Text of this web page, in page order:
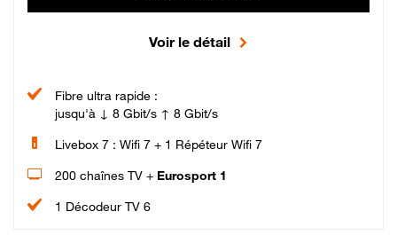
Voir le détail
Fibre ultra rapide :
jusqu'à ↓ 8 Gbit/s ↑ 8 Gbit/s
Livebox 7 : Wifi 7 + 1 Répéteur Wifi 7
200 chaînes TV + Eurosport 1
1 Décodeur TV 6